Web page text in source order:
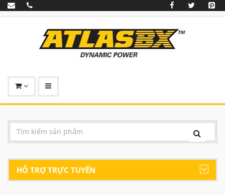
HỖ TRỢ TRỰC TUYẾN